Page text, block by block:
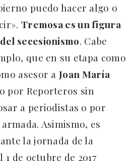
puedo hacer algo o
Tremosa es un figura
secesionismo. Cabe
que en su etapa como
asesor aJoan María
por Reporteros sin
a periodistas o por
Asimismo, es
la jornada de la
de octubre de 2017